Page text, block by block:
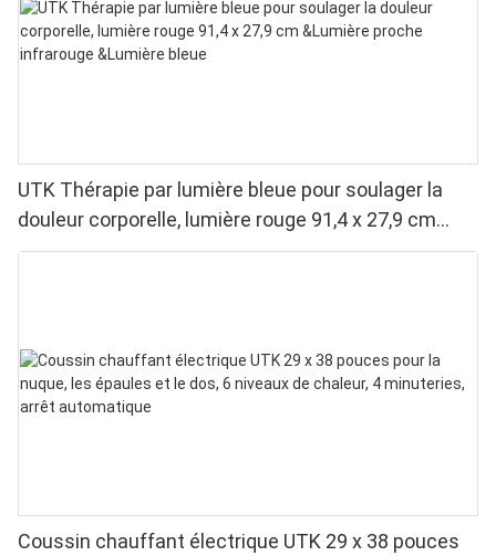
UTK Thérapie par lumière bleue pour soulager la
douleur corporelle, lumière rouge 91,4 x 27,9 cm
&Lumière proche infrarouge &Lumière bleue
Coussin chauffant électrique UTK 29 x 38 pouces